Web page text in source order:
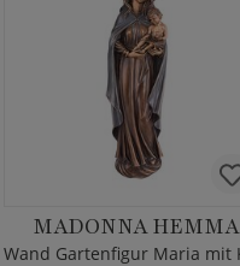
MADONNA HEMMA